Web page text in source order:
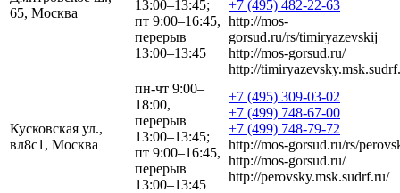
65, Москва
13:00–13:45;
пт 9:00–16:45,
перерыв
13:00–13:45
+7 (495) 482-22-63
http://mos-
gorsud.ru/rs/timiryazevskij
http://mos-gorsud.ru/
http://
Кусковская ул.,
вл8с1, Москва
пн-чт 9:00–
18:00,
перерыв
13:00–13:45;
пт 9:00–16:45,
перерыв
13:00–13:45
+7 (495) 309-03-02
+7 (499) 748-67-00
+7 (499) 748-79-72
http://mos-gorsud.ru/rs/
http://mos-gorsud.ru/
http://perovsky.msk.sudrf.ru/